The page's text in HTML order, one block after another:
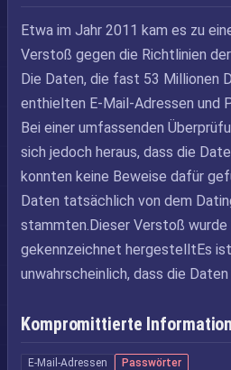
Etwa im Jahr 2011 kam es zu
Verstoß gegen die Richtlinien
Die Daten, die fast 53 Millionen
enthielten E-Mail-Adressen und
Bei einer umfassenden
sich jedoch heraus, dass die
konnten keine Beweise dafür
Daten tatsächlich von dem
stammten.Dieser Verstoß
gekennzeichnet hergestelltEs
unwahrscheinlich, dass die
Kompromittierte
E-Mail-Adressen Passwörter